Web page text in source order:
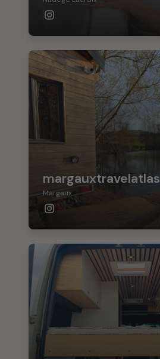
margauxtravelatlas
Margaux